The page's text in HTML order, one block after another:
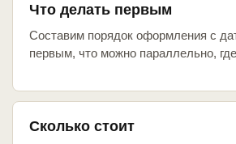
Что делать первым
Составим порядок оформления с
первым, что можно параллельно,
Сколько стоит